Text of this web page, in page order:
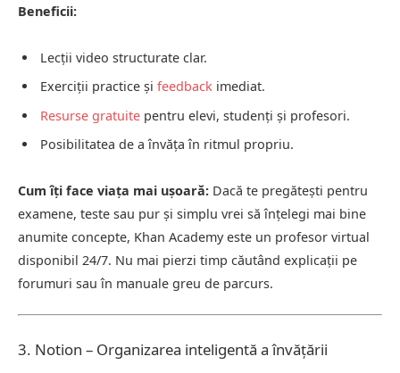
Beneficii:
Lecții video structurate clar.
Exerciții practice și feedback imediat.
Resurse gratuite pentru elevi, studenți și profesori.
Posibilitatea de a învăța în ritmul propriu.
Cum îți face viața mai ușoară: Dacă te pregătești pentru
examene, teste sau pur și simplu vrei să înțelegi mai bine
anumite concepte, Khan Academy este un profesor virtual
disponibil 24/7. Nu mai pierzi timp căutând explicații pe
forumuri sau în manuale greu de parcurs.
3. Notion – Organizarea inteligentă a învățării